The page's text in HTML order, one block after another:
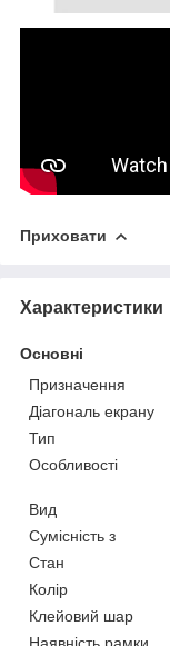
Приховати
Характеристики
Основні
Призначення
Діагональ екрану
Тип
Особливості
Вид
Сумісність з
Стан
Колір
Клейовий шар
Наявність рамки